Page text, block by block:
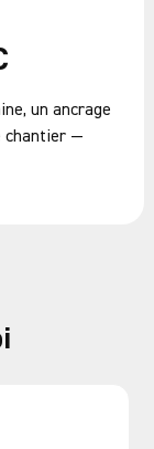
un ancrage
chantier —